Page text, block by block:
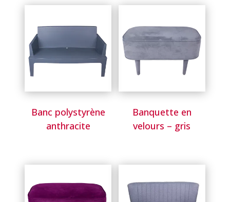
Banc polystyrène
anthracite
Banquette en
velours – gris